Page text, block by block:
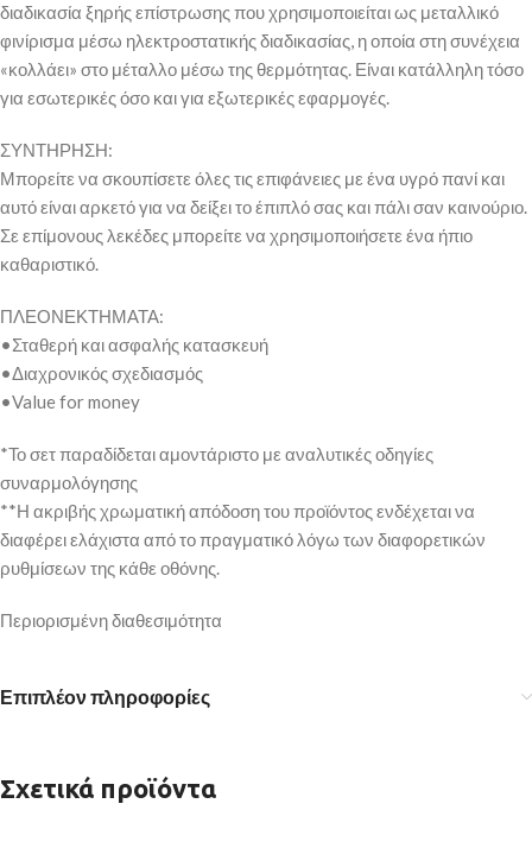
διαδικασία ξηρής επίστρωσης που χρησιμοποιείται ως μεταλλικό
φινίρισμα μέσω ηλεκτροστατικής διαδικασίας, η οποία στη συνέχεια
«κολλάει» στο μέταλλο μέσω της θερμότητας. Είναι κατάλληλη τόσο
για εσωτερικές όσο και για εξωτερικές εφαρμογές.
ΣΥΝΤΗΡΗΣΗ:
Μπορείτε να σκουπίσετε όλες τις επιφάνειες με ένα υγρό πανί και
αυτό είναι αρκετό για να δείξει το έπιπλό σας και πάλι σαν καινούριο.
Σε επίμονους λεκέδες μπορείτε να χρησιμοποιήσετε ένα ήπιο
καθαριστικό.
ΠΛΕΟΝΕΚΤΗΜΑΤΑ:
•Σταθερή και ασφαλής κατασκευή
•Διαχρονικός σχεδιασμός
•Value for money
*Το σετ παραδίδεται αμοντάριστο με αναλυτικές οδηγίες
συναρμολόγησης
**Η ακριβής χρωματική απόδοση του προϊόντος ενδέχεται να
διαφέρει ελάχιστα από το πραγματικό λόγω των διαφορετικών
ρυθμίσεων της κάθε οθόνης.
Περιορισμένη διαθεσιμότητα
Επιπλέον πληροφορίες
Σχετικά προϊόντα